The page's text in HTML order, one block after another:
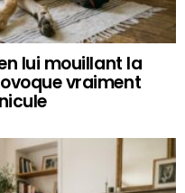
lui mouillant la
vraiment